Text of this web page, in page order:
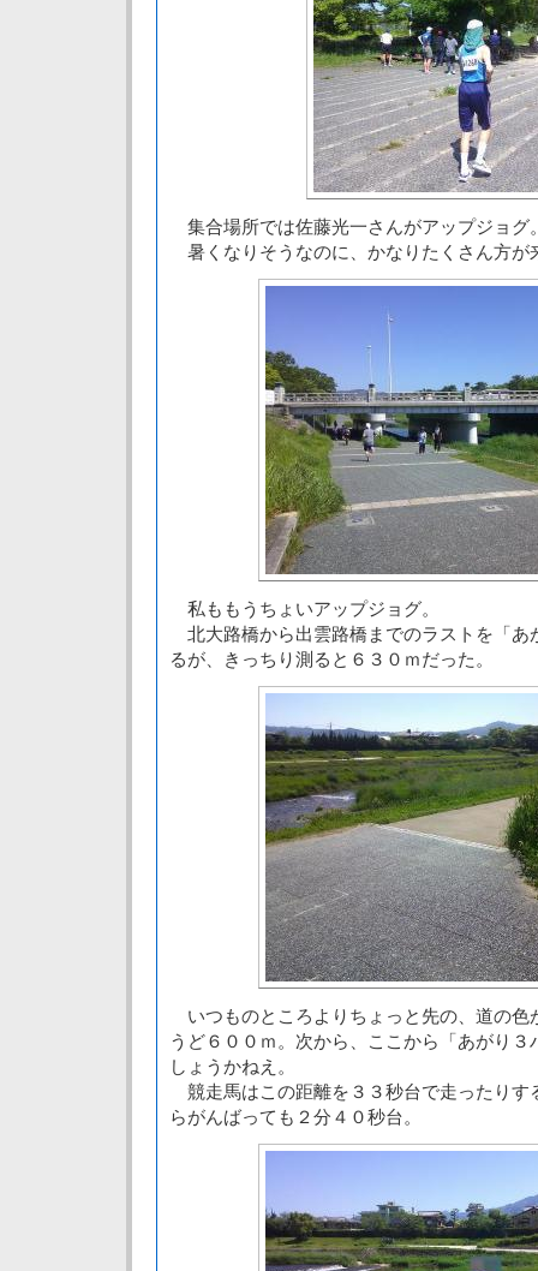
集合場所では佐藤光一さんがアップジョグ
暑くなりそうなのに、かなりたくさん方が
私ももうちょいアップジョグ。
北大路橋から出雲路橋までのラストを「あ
るが、きっちり測ると６３０ｍだった。
いつものところよりちょっと先の、道の色
うど６００ｍ。次から、ここから「あがり
しょうかねえ。
競走馬はこの距離を３３秒台で走ったりす
らがんばっても２分４０秒台。